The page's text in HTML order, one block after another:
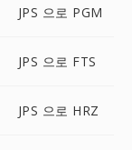
JPS 으로 PGM
JPS 으로 FTS
JPS 으로 HRZ